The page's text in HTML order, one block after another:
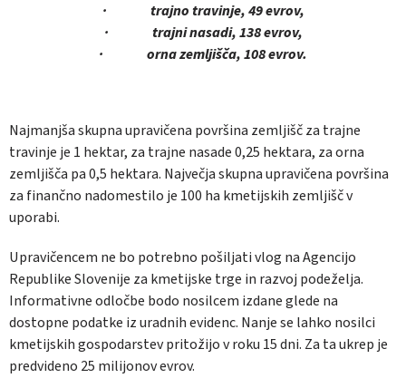
· trajno travinje, 49 evrov,
· trajni nasadi, 138 evrov,
· orna zemljišča, 108 evrov.
Najmanjša skupna upravičena površina zemljišč za trajne
travinje je 1 hektar, za trajne nasade 0,25 hektara, za orna
zemljišča pa 0,5 hektara. Največja skupna upravičena površina
za finančno nadomestilo je 100 ha kmetijskih zemljišč v
uporabi.
Upravičencem ne bo potrebno pošiljati vlog na Agencijo
Republike Slovenije za kmetijske trge in razvoj podeželja.
Informativne odločbe bodo nosilcem izdane glede na
dostopne podatke iz uradnih evidenc. Nanje se lahko nosilci
kmetijskih gospodarstev pritožijo v roku 15 dni. Za ta ukrep je
predvideno 25 milijonov evrov.